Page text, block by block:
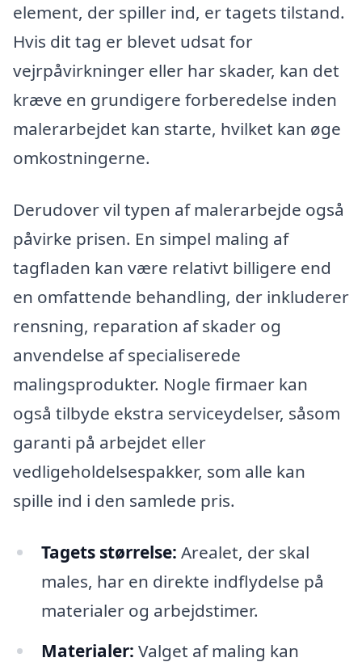
element, der spiller ind, er tagets tilstand.
Hvis dit tag er blevet udsat for
vejrpåvirkninger eller har skader, kan det
kræve en grundigere forberedelse inden
malerarbejdet kan starte, hvilket kan øge
omkostningerne.
Derudover vil typen af malerarbejde også
påvirke prisen. En simpel maling af
tagfladen kan være relativt billigere end
en omfattende behandling, der inkluderer
rensning, reparation af skader og
anvendelse af specialiserede
malingsprodukter. Nogle firmaer kan
også tilbyde ekstra serviceydelser, såsom
garanti på arbejdet eller
vedligeholdelsespakker, som alle kan
spille ind i den samlede pris.
Tagets størrelse: Arealet, der skal
males, har en direkte indflydelse på
materialer og arbejdstimer.
Materialer: Valget af maling kan